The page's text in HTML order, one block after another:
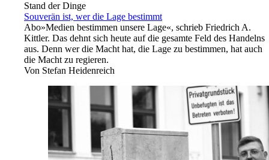
Stand der Dinge
Souverän ist, wer die Lage bestimmt
Abo»Medien bestimmen unsere Lage«, schrieb Friedrich A.
Kittler. Das dehnt sich heute auf die gesamte Feld des Handelns
aus. Denn wer die Macht hat, die Lage zu bestimmen, hat auch
die Macht zu regieren.
Von Stefan Heidenreich